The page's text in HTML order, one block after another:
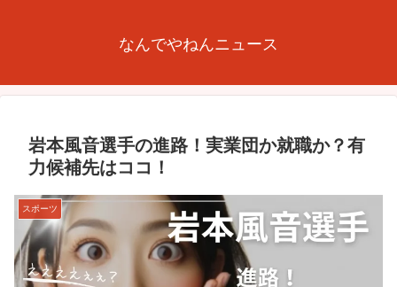
なんでやねんニュース
岩本風音選手の進路！実業団か就職か？有
力候補先はココ！
スポーツ